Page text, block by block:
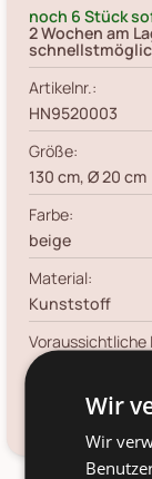
noch 6 Stück
2 Wochen am
Artikelnr.:
HN9520003
Größe:
130 cm, Ø 20 cm
Farbe:
beige
Material:
Kunststoff
Voraussichtliche
12. Aug
Frage zum
Wir
Wir